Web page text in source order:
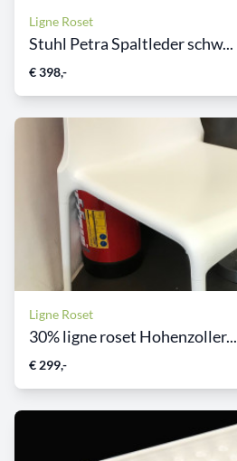
Ligne Roset
Stuhl Petra Spaltleder schw...
€ 398,-
Ligne Roset
30% ligne roset Hohenzoller...
€ 299,-